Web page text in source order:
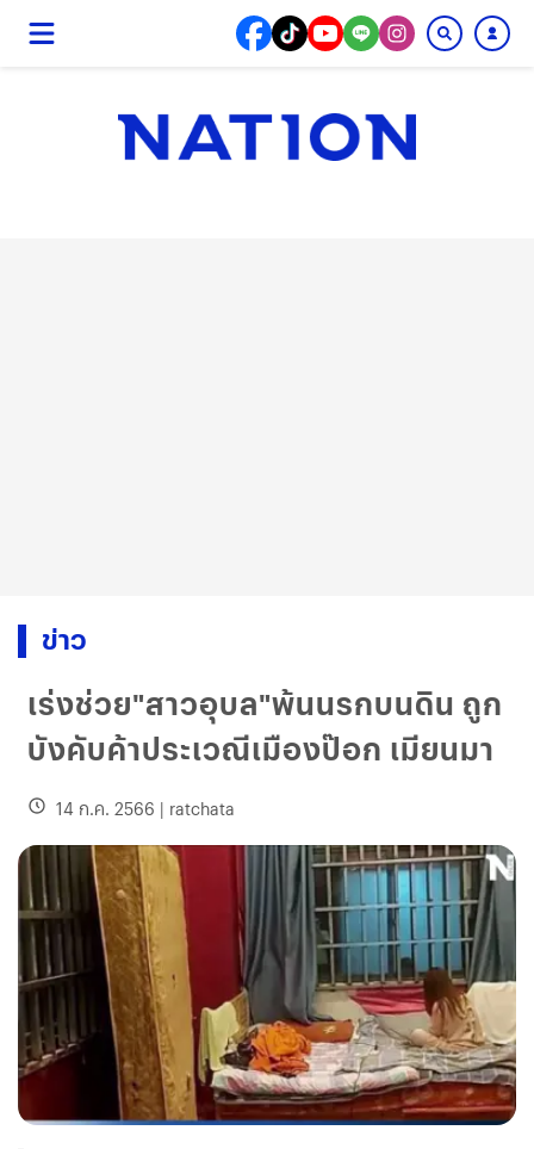
ข่าว
เร่งช่วย"สาวอุบล"พ้นนรกบนดิน ถูก
บังคับค้าประเวณีเมืองป๊อก เมียนมา
14 ก.ค. 2566 | ratchata